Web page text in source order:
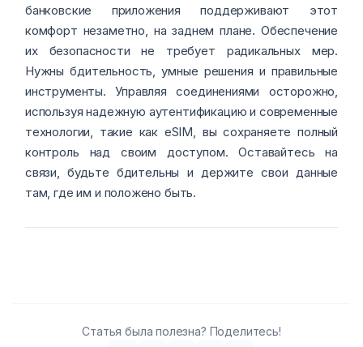
банковские приложения поддерживают этот
комфорт незаметно, на заднем плане. Обеспечение
их безопасности не требует радикальных мер.
Нужны бдительность, умные решения и правильные
инструменты. Управляя соединениями осторожно,
используя надежную аутентификацию и современные
технологии, такие как eSIM, вы сохраняете полный
контроль над своим доступом. Оставайтесь на
связи, будьте бдительны и держите свои данные
там, где им и положено быть.
Статья была полезна? Поделитесь!